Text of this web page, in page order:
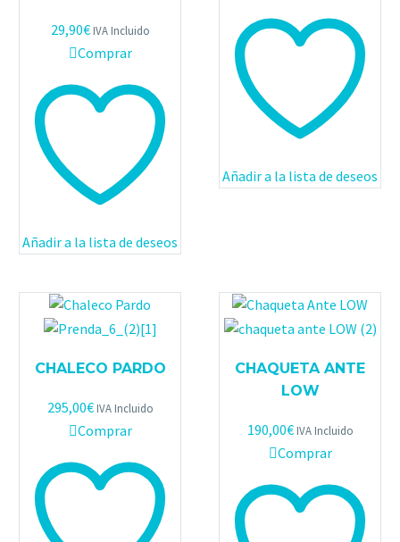
29,90€ IVA Incluido
Comprar
Añadir a la lista de deseos
Añadir a la lista de deseos
CHALECO PARDO
295,00€ IVA Incluido
Comprar
CHAQUETA ANTE
LOW
190,00€ IVA Incluido
Comprar